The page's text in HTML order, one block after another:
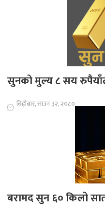
सुनको मुल्य ८ सय
बिहीबार, साउन ३२, २०८०
बरामद सुन ६० किलो